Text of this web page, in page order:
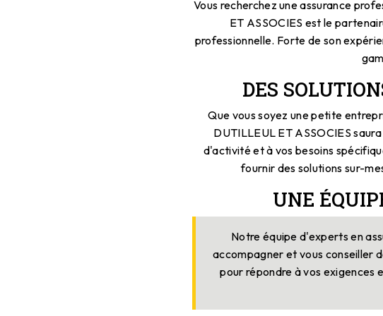
Vous recherchez une assurance
ET ASSOCIES est le
professionnelle. Forte de son
DES
Que vous soyez une petite
DUTILLEUL ET ASSOCIES
d'activité et à vos besoins
fournir des solutions sur-
UNE
Notre équipe d'experts en
accompagner et vous conseiller
pour répondre à vos exigences